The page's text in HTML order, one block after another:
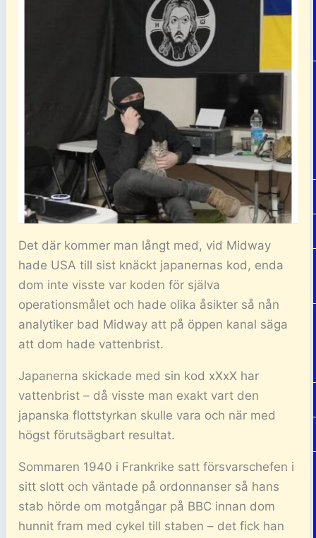
Det där kommer man långt med, vid Midway
hade USA till sist knäckt japanernas kod, enda
dom inte visste var koden för själva
operationsmålet och hade olika åsikter så nån
analytiker bad Midway att på öppen kanal säga
att dom hade vattenbrist.
Japanerna skickade med sin kod xXxX har
vattenbrist – då visste man exakt vart den
japanska flottstyrkan skulle vara och när med
högst förutsägbart resultat.
Sommaren 1940 i Frankrike satt försvarschefen i
sitt slott och väntade på ordonnanser så hans
stab hörde om motgångar på BBC innan dom
hunnit fram med cykel till staben – det fick han